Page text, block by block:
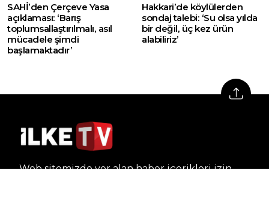
SAHİ’den Çerçeve Yasa
açıklaması: ‘Barış
toplumsallaştırılmalı, asıl
mücadele şimdi
başlamaktadır’
Hakkari’de köylülerden
sondaj talebi: ‘Su olsa yılda
bir değil, üç kez ürün
alabiliriz’
Web sitemizde yer alan haber içerikleri izin